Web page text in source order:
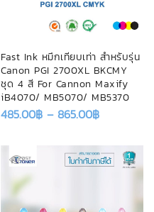
Fast Ink หมึกเทียบเท่า สำหรับรุ่น
Canon PGI 2700XL BKCMY
ชุด 4 สี For Cannon Maxify
iB4070/ MB5070/ MB5370
485.00฿ – 865.00฿